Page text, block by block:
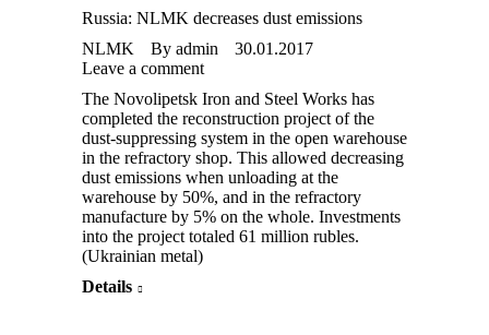
Russia: NLMK decreases dust emissions
NLMK
By admin
30.01.2017
Leave a comment
The Novolipetsk Iron and Steel Works has
completed the reconstruction project of the
dust-suppressing system in the open warehouse
in the refractory shop. This allowed decreasing
dust emissions when unloading at the
warehouse by 50%, and in the refractory
manufacture by 5% on the whole. Investments
into the project totaled 61 million rubles.
(Ukrainian metal)
Details